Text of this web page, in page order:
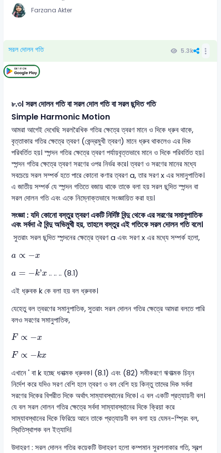
Farzana Akter
সরল দোলন গতি 5.3k
৮.৩। সরল দোলন গতি বা সরল দোল গতি বা সরল ছন্দিত গতি
Simple Harmonic Motion
আমরা আগেই দেখেছি সরলরৈখিক গতির ক্ষেত্রে ত্বরণ মানে ও দিকে ধ্রুব থাকে,
বৃত্তাকার গতির ক্ষেত্রে ত্বরণ (কেন্দ্রমুখী ত্বরণ) মানে ধ্রুব থাকলেও এর দিক
পরিবর্তিত হয়। স্পন্দন গতির ক্ষেত্রে ত্বরণ পর্যায়বৃত্তভাবে মানে ও দিকে পরিবর্তিত হয়।
স্পন্দন গতির ক্ষেত্রে ত্বরণ সরণের ওপর নির্ভর করে। ত্বরণ ও সরণের মানের মধ্যে
সবচেয়ে সরল সম্পর্ক হতে পারে কোনো কণার ত্বরণ a, তার সরণ x এর সমানুপাতিক।
এ জাতীয় সম্পর্ক যে স্পন্দন গতিতে বজায় থাকে তাকে বলা হয় সরল ছন্দিত স্পন্দন বা
সরল দোলন গতি এবং একে নিম্নোক্তভাবে সংজ্ঞায়িত করা হয়।
সংজ্ঞা : যদি কোনো বস্তুর ত্বরণ একটি নির্দিষ্ট বিন্দু থেকে এর সরণের সমানুপাতিক
এবং সর্বদা ঐ বিন্দু অভিমুখী হয়, তাহলে বস্তুর এই গতিকে সরল দোলন গতি বলে।
সুতরাং সরল ছন্দিত স্পন্দনের ক্ষেত্রে ত্বরণ a এবং সরণ x এর মধ্যে সম্পর্ক হলো,
a ∝ −x
a ∝-x
a = −k'x
a =- x
.. .. .. (8.1)
এই ধ্রুবক k কে বলা হয় বল ধ্রুবক।
যেহেতু বল ত্বরণের সমানুপাতিক, সুতরাং সরল দোলন গতির ক্ষেত্রে আমরা বলতে পারি
বলও সরণের সমানুপাতিক,
F ∝ −x
F∝-
F ∝ −kx
F∝-
এখানে ' বা k হচ্ছে ধনাত্মক ধ্রুবক। (8.1) এবং (82) সমীকরণে ঋণাত্মক চিহ্ন
নির্দেশ করে যদিও সরণ বেশি হলে ত্বরণ ও বল বেশি হয় কিন্তু তাদের দিক সর্বদা
সরণের দিকের বিপরীত দিকে অর্থাৎ সাম্যাবস্থানের দিকে। এ বল একটি প্রত্যায়নী বল।
যে বল সরল দোলন গতির ক্ষেত্রে সর্বদা সাম্যাবস্থানের দিকে ক্রিয়া করে
সাম্যাবস্থানের দিকে ফিরিয়ে আনে তাকে প্রত্যায়নী বল বলা হয় যেমন-স্প্রিং বল,
স্থিতিস্থাপক বল ইত্যাদি।
উদাহরণ : সরল দোলন গতির কয়েকটি উদাহরণ হলো কম্পমান সুরশলাকার গতি, স্বল্প